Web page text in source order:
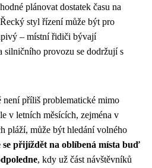
plánovat dostatek času na
styl řízení může být pro
– místní řidiči bývají
silničního provozu se dodržují s
příliš problematické mimo
v letních měsících, zejména v
pláží, může být hledání volného
přijíždět na oblíbená místa buď
, kdy už část návštěvníků